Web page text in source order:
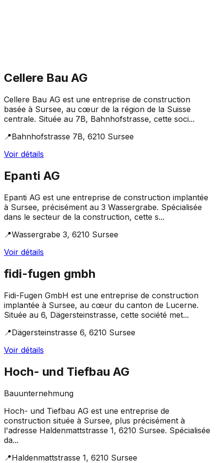
Cellere Bau AG
Cellere Bau AG est une entreprise de construction
basée à Sursee, au cœur de la région de la Suisse
centrale. Située au 7B, Bahnhofstrasse, cette soci...
📍Bahnhofstrasse 7B, 6210 Sursee
Voir détails
Epanti AG
Epanti AG est une entreprise de construction implantée
à Sursee, précisément au 3 Wassergrabe. Spécialisée
dans le secteur de la construction, cette s...
📍Wassergrabe 3, 6210 Sursee
Voir détails
fidi-fugen gmbh
Fidi-Fugen GmbH est une entreprise de construction
implantée à Sursee, au cœur du canton de Lucerne.
Située au 6, Dägersteinstrasse, cette société met...
📍Dägersteinstrasse 6, 6210 Sursee
Voir détails
Hoch- und Tiefbau AG
Bauunternehmung
Hoch- und Tiefbau AG est une entreprise de
construction située à Sursee, plus précisément à
l'adresse Haldenmattstrasse 1, 6210 Sursee. Spécialisée
da...
📍Haldenmattstrasse 1, 6210 Sursee